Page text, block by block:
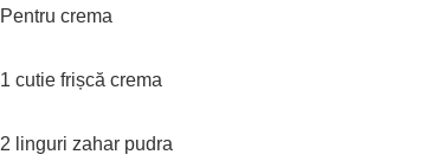
Pentru crema
1 cutie frișcă crema
2 linguri zahar pudra